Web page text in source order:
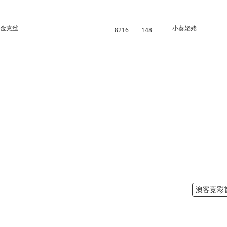
金克丝_ 8216 148 小葵姥姥
澳客竞彩